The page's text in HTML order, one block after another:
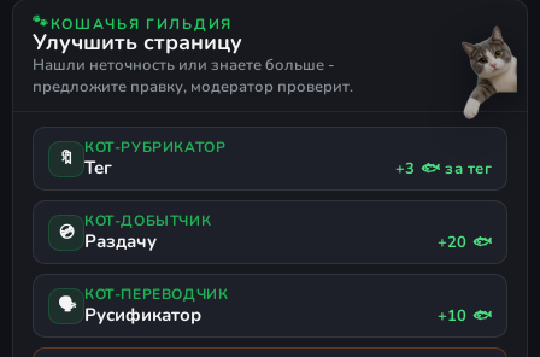
и инструкция).
СМЕШАННЫЕ
ЖЕСТОКОСТЬ
ПРОЦЕДУРНАЯ ГЕНЕРАЦИЯ
ЭМОЦИОНАЛЬНАЯ
АРЕНА-ШУТЕР
БОЕВЫЕ ИСКУССТВА
БОЕВЫЕ ГОНКИ
ПОДДЕРЖКА ГЕЙМПАДА
🐾КОШАЧЬЯ ГИЛЬДИЯ
Улучшить страницу
Нашли неточность или знаете больше -
предложите правку, модератор проверит.
🔖 КОТ-РУБРИКАТОР
Тег +3 🐟 за тег
💿 КОТ-ДОБЫТЧИК
Раздачу +20 🐟
🗣 КОТ-ПЕРЕВОДЧИК
Русификатор +10 🐟